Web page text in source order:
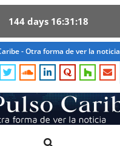
144 days 16 31 17
- Otra forma de ver la noticia
Search